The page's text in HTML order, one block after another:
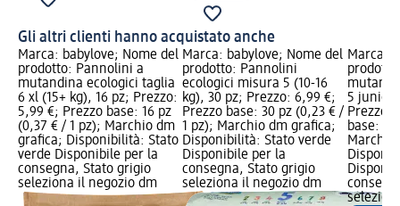
Gli altri clienti hanno acquistato anche
Marca: babylove; Nome del
prodotto: Pannolini a
mutandina ecologici taglia
6 xl (15+ kg), 16 pz; Prezzo:
5,99 €; Prezzo base: 16 pz
(0,37 € / 1 pz); Marchio dm
grafica; Disponibilità: Stato
verde Disponibile per la
consegna, Stato grigio
seleziona il negozio dm
Marca: babylove; Nome del
prodotto: Pannolini
ecologici misura 5 (10-16
kg), 30 pz; Prezzo: 6,99 €;
Prezzo base: 30 pz (0,23 € /
1 pz); Marchio dm grafica;
Disponibilità: Stato verde
Disponibile per la
consegna, Stato grigio
seleziona il negozio dm
Marca:
5 junior
Prezzo:
base:
Marchio